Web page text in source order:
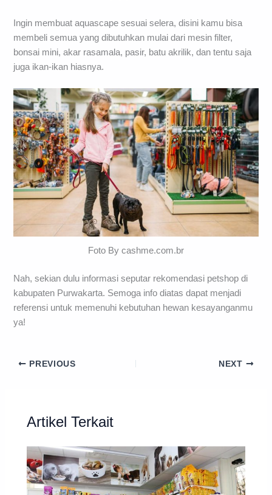
Ingin membuat aquascape sesuai selera, disini kamu bisa
membeli semua yang dibutuhkan mulai dari mesin filter,
bonsai mini, akar rasamala, pasir, batu akrilik, dan tentu saja
juga ikan-ikan hiasnya.
Foto By cashme.com.br
Nah, sekian dulu informasi seputar rekomendasi petshop di
kabupaten Purwakarta. Semoga info diatas dapat menjadi
referensi untuk memenuhi kebutuhan hewan kesayanganmu
ya!
PREVIOUS NEXT
Artikel Terkait